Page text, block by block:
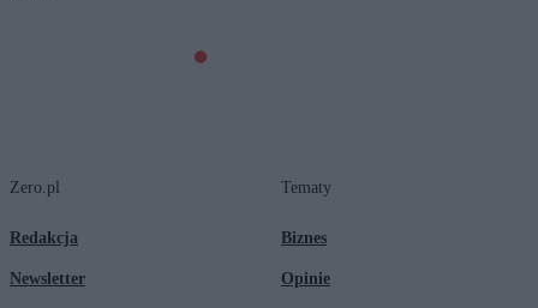
Zero.pl
Redakcja
Newsletter
Tematy
Biznes
Opinie